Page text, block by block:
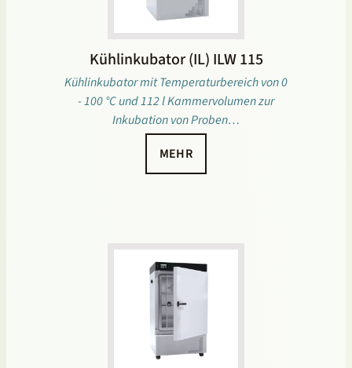
Kühlinkubator (IL) ILW 115
Kühlinkubator mit Temperaturbereich von 0
- 100 °C und 112 l Kammervolumen zur
Inkubation von Proben…
MEHR